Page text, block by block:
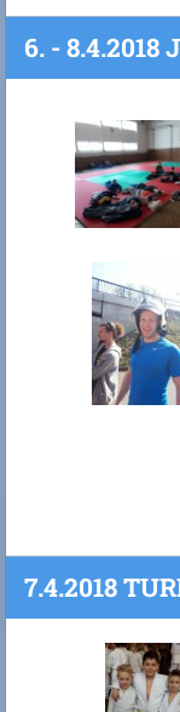
6. - 8.4.2018
7.4.2018